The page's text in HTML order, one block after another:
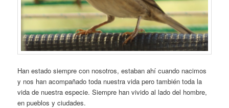
Han estado siempre con nosotros, estaban ahí cuando nacimos
y nos han acompañado toda nuestra vida pero también toda la
vida de nuestra especie. Siempre han vivido al lado del hombre,
en pueblos y ciudades.